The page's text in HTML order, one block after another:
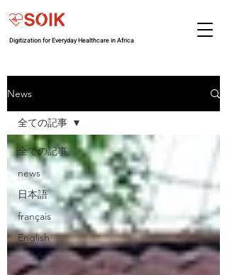
Digitization for Everyday Healthcare in Africa
News
全ての記事
news
日本語
français
English
全ての記事